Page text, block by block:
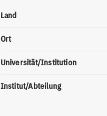
Land
Ort
Universität/Institution
Institut/Abteilung